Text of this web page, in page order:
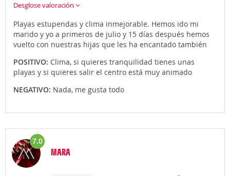
Desglose valoración
Playas estupendas y clima inmejorable. Hemos ido mi
marido y yo a primeros de julio y 15 días después hemos
vuelto con nuestras hijas que les ha encantado también
POSITIVO: Clima, si quieres tranquilidad tienes unas
playas y si quieres salir el centro está muy animado
NEGATIVO: Nada, me gusta todo
7.0
MARA